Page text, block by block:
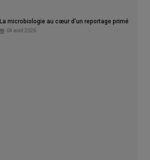
La microbiologie au cœur d'un reportage primé
04 août 2026